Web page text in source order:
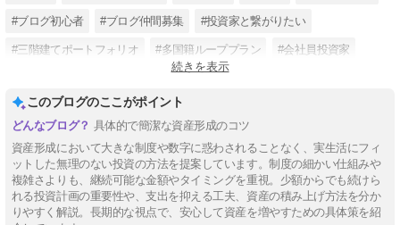
#ブログ初心者 #ブログ仲間募集 #投資家と繋がりたい
#三階建てポートフォリオ #多国籍ループプラン #会社員投資家
続きを表示
このブログのここがポイント
具体的で簡潔な資産形成のコツ
資産形成において大きな制度や数字に惑わされることなく、実生活にフィ
ットした無理のない投資の方法を提案しています。制度の細かい仕組みや
複雑さよりも、継続可能な金額やタイミングを重視。少額からでも続けら
れる投資計画の重要性や、支出を抑える工夫、資産の積み上げ方法を分か
りやすく解説。長期的な視点で、安心して資産を増やすための具体策を紹